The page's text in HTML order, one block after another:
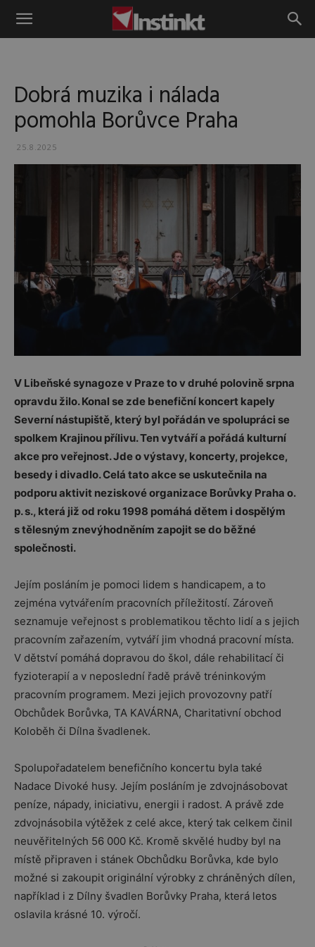
Instinkt
Dobrá muzika i nálada
pomohla Borůvce Praha
25.8.2025
V Libeňské synagoze v Praze to v druhé polovině srpna
opravdu žilo. Konal se zde benefiční koncert kapely
Severní nástupiště, který byl pořádán ve spolupráci se
spolkem Krajinou přílivu. Ten vytváří a pořádá kulturní
akce pro veřejnost. Jde o výstavy, koncerty, projekce,
besedy i divadlo. Celá tato akce se uskutečnila na
podporu aktivit neziskové organizace Borůvky Praha o.
p. s., která již od roku 1998 pomáhá dětem i dospělým
s tělesným znevýhodněním zapojit se do běžné
společnosti.
Jejím posláním je pomoci lidem s handicapem, a to
zejména vytvářením pracovních příležitostí. Zároveň
seznamuje veřejnost s problematikou těchto lidí a s jejich
pracovním zařazením, vytváří jim vhodná pracovní místa.
V dětství pomáhá dopravou do škol, dále rehabilitací či
fyzioterapií a v neposlední řadě právě tréninkovým
pracovním programem. Mezi jejich provozovny patří
Obchůdek Borůvka, TA KAVÁRNA, Charitativní obchod
Koloběh či Dílna švadlenek.
Spolupořadatelem benefičního koncertu byla také
Nadace Divoké husy. Jejím posláním je zdvojnásobovat
peníze, nápady, iniciativu, energii i radost. A právě zde
zdvojnásobila výtěžek z celé akce, který tak celkem činil
neuvěřitelných 56 000 Kč. Kromě skvělé hudby byl na
místě připraven i stánek Obchůdku Borůvka, kde bylo
možné si zakoupit originální výrobky z chráněných dílen,
například i z Dílny švadlen Borůvky Praha, která letos
oslavila krásné 10. výročí.